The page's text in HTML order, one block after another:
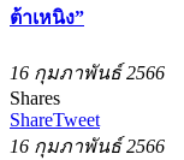
ต้าเหนิง”
16 กุมภาพันธ์ 2566
Shares
ShareTweet
16 กุมภาพันธ์ 2566